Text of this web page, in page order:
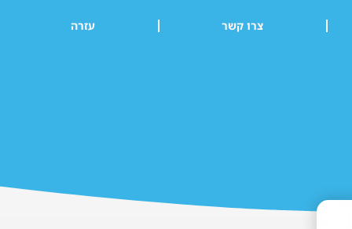
צרו קשר עזרה